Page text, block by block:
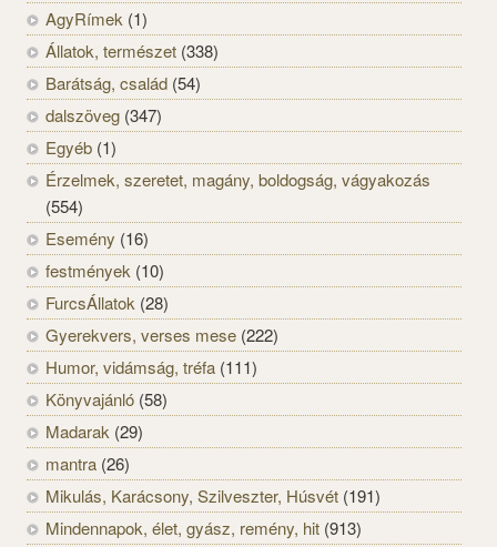
AgyRímek (1)
Állatok, természet (338)
Barátság, család (54)
dalszöveg (347)
Egyéb (1)
Érzelmek, szeretet, magány, boldogság, vágyakozás
(554)
Esemény (16)
festmények (10)
FurcsÁllatok (28)
Gyerekvers, verses mese (222)
Humor, vidámság, tréfa (111)
Könyvajánló (58)
Madarak (29)
mantra (26)
Mikulás, Karácsony, Szilveszter, Húsvét (191)
Mindennapok, élet, gyász, remény, hit (913)